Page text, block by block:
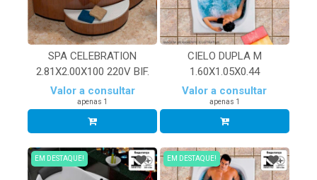
SPA CELEBRATION
2.81X2.00X100 220V BIF.
Valor a consultar
apenas 1
CIELO DUPLA M
1.60X1.05X0.44
Valor a consultar
apenas 1
EM DESTAQUE! EM DESTAQUE!